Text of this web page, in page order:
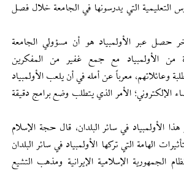
التعليمية التي يدرسونها في الجامعة خلال فصل
عبر الأولمبياد هو أن مسؤولي الجامعة
من الأولمبياد مع جمع غفير من المفكرين
وعائلاتهم، معرباً عن أمله في أن يلعب الأولمبياد
الإلكتروني؛ الأمر الذي يتطلب وضع برامج دقيقة
الأولمبياد في سائر البلدان، قال حجة الإسلام
الهامة التي تركها الأولمبياد في سائر البلدان
الجمهورية الإسلامية الإيرانية ومذهب التشيع